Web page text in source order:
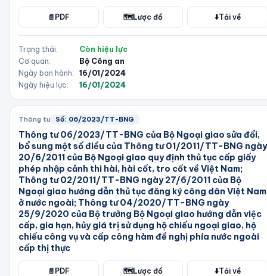
📄 PDF 🗺️Lược đồ ⬇️Tải về
Trạng thái:
Còn hiệu lực
Cơ quan:
Bộ Công an
Ngày ban hành:
16/01/2024
Ngày hiệu lực:
16/01/2024
Thông tư Số: 06/2023/TT-BNG
Thông tư 06/2023/TT-BNG của Bộ Ngoại giao sửa đổi,
bổ sung một số điều của Thông tư 01/2011/TT-BNG ngày
20/6/2011 của Bộ Ngoại giao quy định thủ tục cấp giấy
phép nhập cảnh thi hài, hài cốt, tro cốt về Việt Nam;
Thông tư 02/2011/TT-BNG ngày 27/6/2011 của Bộ
Ngoại giao hướng dẫn thủ tục đăng ký công dân Việt Nam
ở nước ngoài; Thông tư 04/2020/TT-BNG ngày
25/9/2020 của Bộ trưởng Bộ Ngoại giao hướng dẫn việc
cấp, gia hạn, hủy giá trị sử dụng hộ chiếu ngoại giao, hộ
chiếu công vụ và cấp công hàm đề nghị phía nước ngoài
cấp thị thực
📄 PDF 🗺️Lược đồ ⬇️Tải về